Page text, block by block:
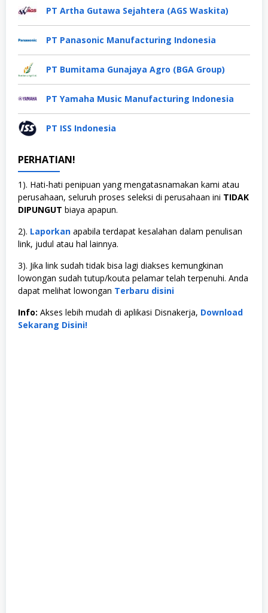
PT Artha Gutawa Sejahtera (AGS Waskita)
PT Panasonic Manufacturing Indonesia
PT Bumitama Gunajaya Agro (BGA Group)
PT Yamaha Music Manufacturing Indonesia
PT ISS Indonesia
PERHATIAN!
1). Hati-hati penipuan yang mengatasnamakan kami atau
perusahaan, seluruh proses seleksi di perusahaan ini TIDAK
DIPUNGUT biaya apapun.
2). Laporkan apabila terdapat kesalahan dalam penulisan
link, judul atau hal lainnya.
3). Jika link sudah tidak bisa lagi diakses kemungkinan
lowongan sudah tutup/kouta pelamar telah terpenuhi. Anda
dapat melihat lowongan Terbaru disini
Info: Akses lebih mudah di aplikasi Disnakerja, Download
Sekarang Disini!